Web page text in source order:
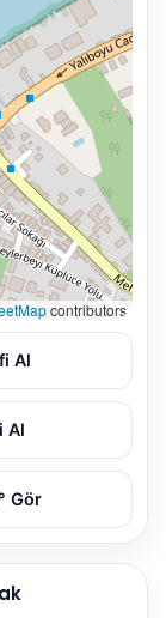
contributors
Al
Al
Gör